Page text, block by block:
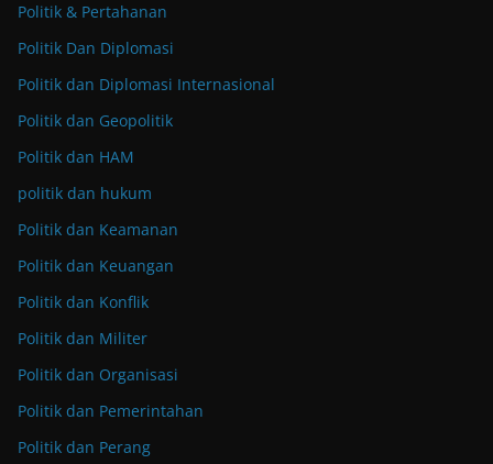
Politik & Pertahanan
Politik Dan Diplomasi
Politik dan Diplomasi Internasional
Politik dan Geopolitik
Politik dan HAM
politik dan hukum
Politik dan Keamanan
Politik dan Keuangan
Politik dan Konflik
Politik dan Militer
Politik dan Organisasi
Politik dan Pemerintahan
Politik dan Perang